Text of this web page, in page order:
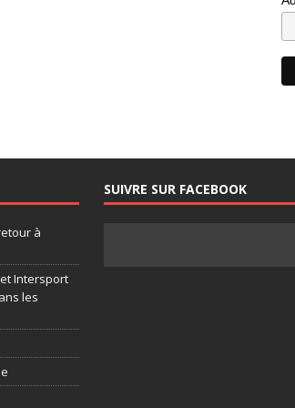
à
Intersport
les
SUIVRE SUR FACEBOOK